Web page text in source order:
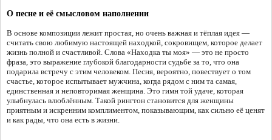
О песне и её смысловом наполнении
В основе композиции лежит простая, но очень важная и тёплая идея —
считать свою любимую настоящей находкой, сокровищем, которое делает
жизнь полной и счастливой. Слова «Находка ты моя» — это не просто
фраза, это выражение глубокой благодарности судьбе за то, что она
подарила встречу с этим человеком. Песня, вероятно, повествует о том
счастье, которое испытывает мужчина, когда рядом с ним та самая,
единственная и неповторимая женщина. Это гимн той удаче, которая
улыбнулась влюблённым. Такой рингтон становится для женщины
приятным и искренним комплиментом, показывающим, как сильно её ценят
и как рады, что она есть в жизни.